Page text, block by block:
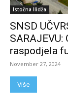
Istočna Ilidža
SNSD
raspodjela
November 27, 2024
Više